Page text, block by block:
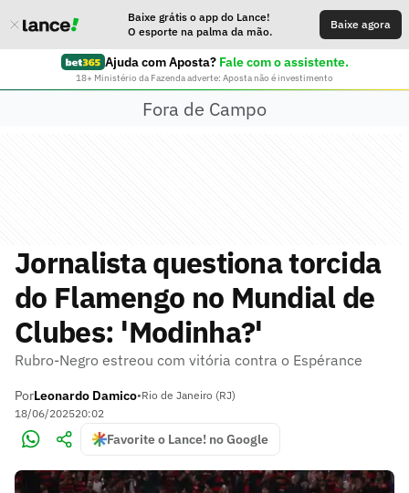
Baixe grátis o app do Lance!
O esporte na palma da mão.
Baixe agora
Ajuda com Aposta? Fale com o assistente.
18+ Ministério da Fazenda adverte: Aposta não é investimento
Fora de Campo
Jornalista questiona torcida
do Flamengo no Mundial de
Clubes: 'Modinha?'
Rubro-Negro estreou com vitória contra o Espérance
PorLeonardo Damico•Rio de Janeiro (RJ)
18/06/202520:02
Favorite o Lance! no Google